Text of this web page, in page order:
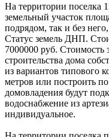
На территории поселка
земельный участок
подрядом, так и без
Статус земель ДНП.
7000000 руб. Стоимость
строительства дома
из вариантов типового
метров или построить
домовладения будут
водоснабжение из
индивидуальное.